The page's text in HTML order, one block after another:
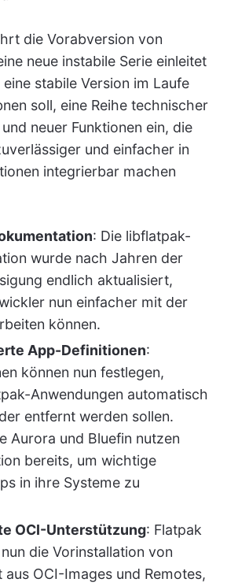
die Vorabversion von
neue instabile Serie einleitet
stabile Version im Laufe
soll, eine Reihe technischer
neuer Funktionen ein, die
und einfacher in
integrierbar machen
: Die libflatpak-
wurde nach Jahren der
endlich aktualisiert,
nun einfacher mit der
können.
App-Definitionen:
können nun festlegen,
Anwendungen automatisch
entfernt werden sollen.
Aurora und Bluefin nutzen
bereits, um wichtige
in ihre Systeme zu
OCI-Unterstützung: Flatpak
die Vorinstallation von
aus OCI-Images und Remotes,